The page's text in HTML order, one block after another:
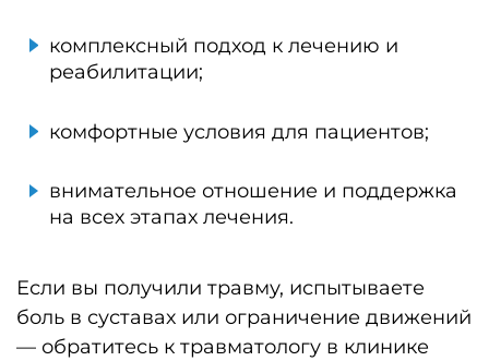
комплексный подход к лечению и
реабилитации;
комфортные условия для пациентов;
внимательное отношение и поддержка
на всех этапах лечения.
Если вы получили травму, испытываете
боль в суставах или ограничение движений
— обратитесь к травматологу в клинике